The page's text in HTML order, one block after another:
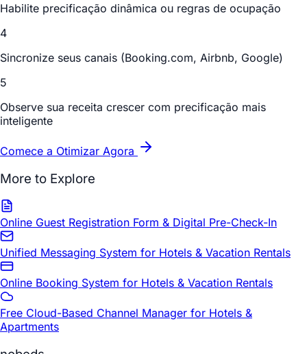
Habilite precificação dinâmica ou regras de ocupação
4
Sincronize seus canais (Booking.com, Airbnb, Google)
5
Observe sua receita crescer com precificação mais
inteligente
Comece a Otimizar Agora
More to Explore
Online Guest Registration Form & Digital Pre-Check-In
Unified Messaging System for Hotels & Vacation Rentals
Online Booking System for Hotels & Vacation Rentals
Free Cloud-Based Channel Manager for Hotels &
Apartments